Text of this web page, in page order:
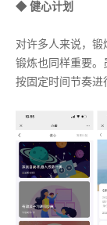
◆ 健心计划
对许多人来说，
锻炼也同样重要。
按固定时间节奏进